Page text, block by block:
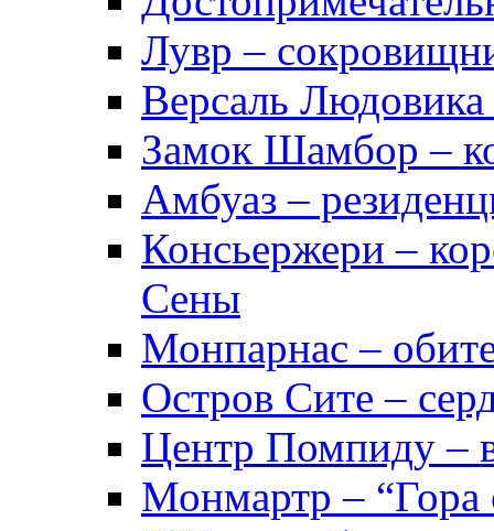
Лувр –
Версаль
Замок Шамбор –
Амбуаз –
Консьержери –
Сены
Монпарнас –
Остров Сите –
Центр Помпиду – в
Монмартр – “Гора